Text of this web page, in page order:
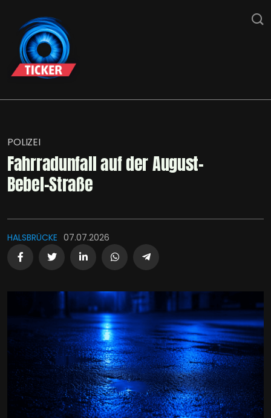
POLIZEI
Fahrradunfall auf der August-
Bebel-Straße
HALSBRÜCKE 07.07.2026